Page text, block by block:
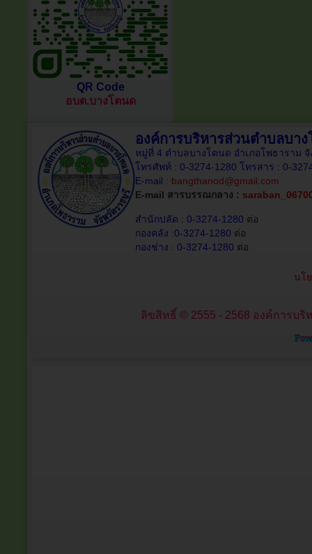
QR Code
อบต.บางโตนด
องค์การบริหารส่วนตำบลบา
หมู่ที่ 4 ตำบลบางโตนด อำเภอโพธาราม
โทรศัพท์ : 0-3274-1280 โทรสาร : 0-
E-mail : bangthanod@gmail.com
E-mail สารบรรณกลาง :
สำนักปลัด : 0-3274-1280 ต่อ
กองคลัง :0-3274-1280 ต่อ
กองช่าง : 0-3274-1280 ต่อ
นโ
ลิขสิทธิ์ © 2555 - 2568 องค์การบ